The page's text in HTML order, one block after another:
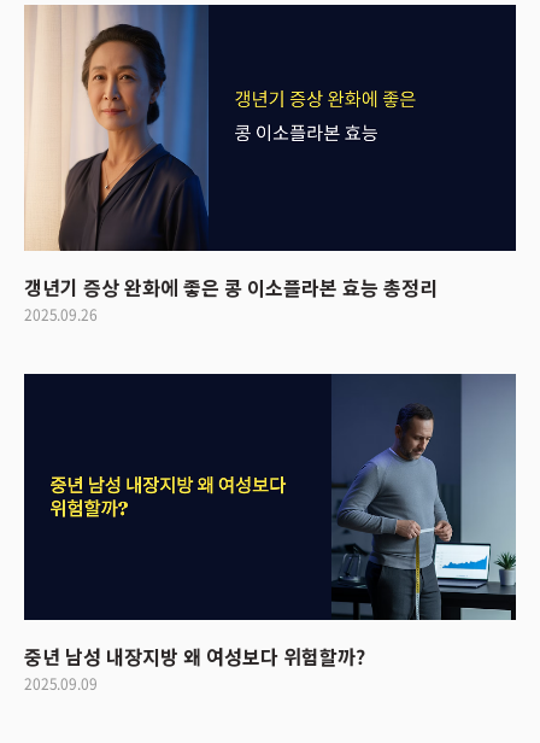
갱년기 증상 완화에 좋은 콩 이소플라본 효능 총정리
2025.09.26
중년 남성 내장지방 왜 여성보다 위험할까?
2025.09.09